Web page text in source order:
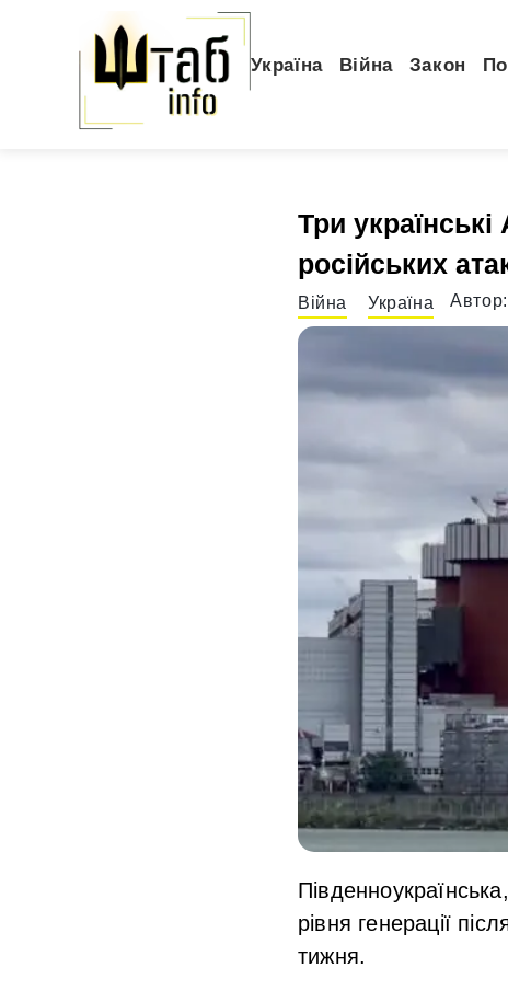
Україна Війна Закон
Три
російських
Війна Україна Автор:
рівня генерації
тижня.